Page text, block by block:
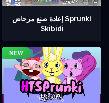
إعادة صنع مرحاض Sprunki
Skibidi